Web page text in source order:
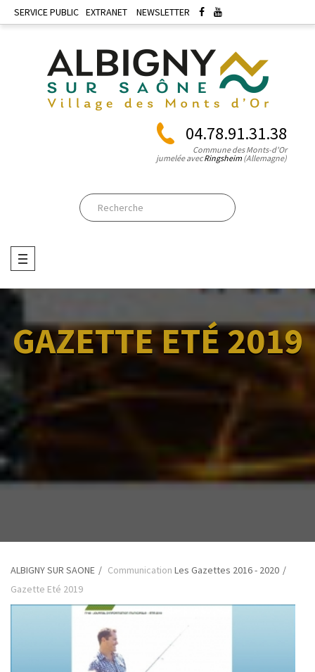
SERVICE PUBLIC EXTRANET NEWSLETTER
04.78.91.31.38
Commune des Monts-d'Or
jumelée avecRingsheim (Allemagne)
GAZETTE ETÉ 2019
ALBIGNY SUR SAONE Communication Les Gazettes 2016 - 2020
Gazette Eté 2019